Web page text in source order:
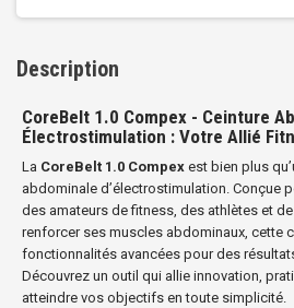
Description
CoreBelt 1.0 Compex - Ceinture
Électrostimulation : Votre Allié
La CoreBelt 1.0 Compex est bien plus
abdominale d’électrostimulation. Conçue
des amateurs de fitness, des athlètes et
renforcer ses muscles abdominaux, cette
fonctionnalités avancées pour des
Découvrez un outil qui allie innovation,
atteindre vos objectifs en toute simplicité.